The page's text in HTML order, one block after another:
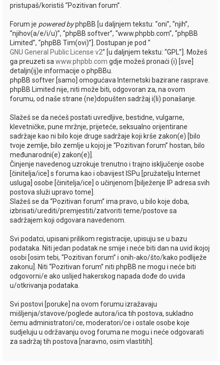
pristupaš/koristiš “Pozitivan forum”.
Forum je powered byphpBB [u daljnjem tekstu: “oni”, “njih”,
“njihov(a/e/i/u)”, “phpBB softver”, “www.phpbb.com”, “phpBB
Limited”, “phpBB Tim(ovi)”]. Dostupan je pod “
GNU General Public License v2” [u daljnjem tekstu: “GPL”]. Možeš
ga preuzeti sa www.phpbb.com gdje možeš pronaći (i) [sve]
detaljn(ij)e informacije o phpBBu.
phpBB softver [samo] omogućava Internetski bazirane rasprave.
phpBB Limited nije, niti može biti, odgovoran za, na ovom
forumu, od naše strane (ne)dopušten sadržaj i(li) ponašanje.
Slažeš se da nećeš postati uvredljive, bestidne, vulgarne,
klevetničke, pune mržnje, prijeteće, seksualno orijentirane
sadržaje kao ni bilo koje druge sadržaje koji krše zakon(e) [bilo
tvoje zemlje, bilo zemlje u kojoj je “Pozitivan forum” hostan, bilo
međunarodni(e) zakon(e)].
Činjenje navedenog uzrokuje trenutno i trajno isključenje osobe
[činitelja/ice] s foruma kao i obavijest ISPu [pružatelju Internet
usluga] osobe [činitelja/ice] o učinjenom [bilježenje IP adresa svih
postova služi upravo tome].
Slažeš se da “Pozitivan forum” ima pravo, u bilo koje doba,
izbrisati/urediti/premjestiti/zatvoriti teme/postove sa
sadržajem koji odgovara navedenom.
Svi podatci, upisani prilikom registracije, upisuju se u bazu
podataka. Niti jedan podatak ne smije i neće biti dan na uvid ikojoj
osobi [osim tebi, “Pozitivan forum” i onih-ako/što/kako podliježe
zakonu]. Niti “Pozitivan forum” niti phpBB ne mogu i neće biti
odgovorni/e ako uslijed hakerskog napada dođe do uvida
u/otkrivanja podataka.
Svi postovi [poruke] na ovom forumu izražavaju
mišljenja/stavove/poglede autora/ica tih postova, sukladno
čemu administratori/ce, moderatori/ce i ostale osobe koje
sudjeluju u održavanju ovog foruma ne mogu i neće odgovarati
za sadržaj tih postova [naravno, osim vlastitih].